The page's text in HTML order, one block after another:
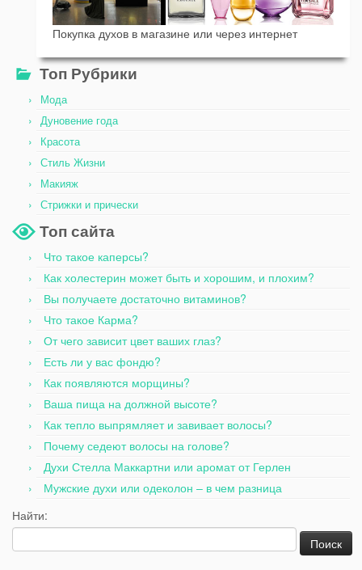
Покупка духов в магазине или через интернет
Топ Рубрики
Мода
Дуновение года
Красота
Стиль Жизни
Макияж
Стрижки и прически
Топ сайта
Что такое каперсы?
Как холестерин может быть и хорошим, и плохим?
Вы получаете достаточно витаминов?
Что такое Карма?
От чего зависит цвет ваших глаз?
Есть ли у вас фондю?
Как появляются морщины?
Ваша пища на должной высоте?
Как тепло выпрямляет и завивает волосы?
Почему седеют волосы на голове?
Духи Стелла Маккартни или аромат от Герлен
Мужские духи или одеколон – в чем разница
Найти: